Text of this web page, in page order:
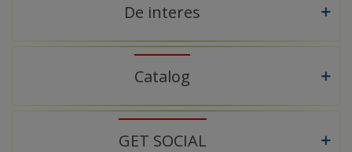
De interes
Catalog
GET SOCIAL